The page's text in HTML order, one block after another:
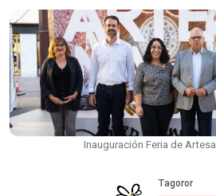
Inauguración Feria de